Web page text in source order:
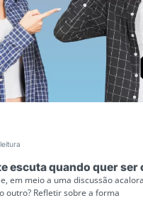
escuta quando quer ser
em meio a uma discussão
outro? Refletir sobre a forma